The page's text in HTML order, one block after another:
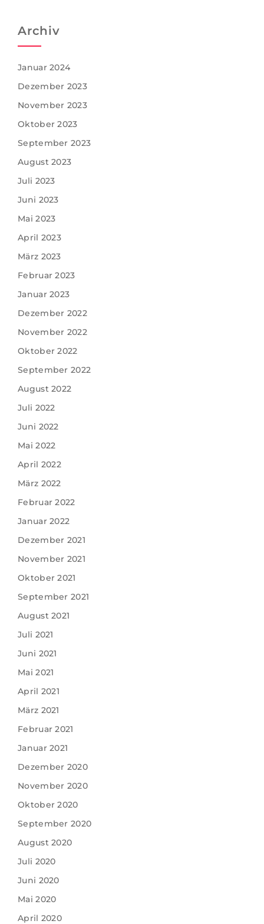
Archiv
Januar 2024
Dezember 2023
November 2023
Oktober 2023
September 2023
August 2023
Juli 2023
Juni 2023
Mai 2023
April 2023
März 2023
Februar 2023
Januar 2023
Dezember 2022
November 2022
Oktober 2022
September 2022
August 2022
Juli 2022
Juni 2022
Mai 2022
April 2022
März 2022
Februar 2022
Januar 2022
Dezember 2021
November 2021
Oktober 2021
September 2021
August 2021
Juli 2021
Juni 2021
Mai 2021
April 2021
März 2021
Februar 2021
Januar 2021
Dezember 2020
November 2020
Oktober 2020
September 2020
August 2020
Juli 2020
Juni 2020
Mai 2020
April 2020